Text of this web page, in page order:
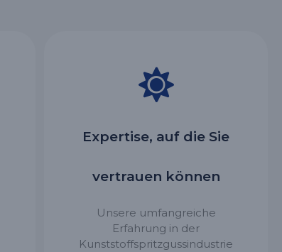
Expertise, auf die Sie
vertrauen können
Unsere umfangreiche
Erfahrung in der
Kunststoffspritzgussindustrie